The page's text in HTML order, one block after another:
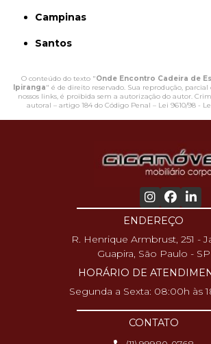
Campinas
Santos
O conteúdo do texto "Onde Encontro Cadeira de
Ipiranga" é de direito reservado. Sua reprodução,
nossos links, é proibida sem a autorização do autor.
autoral – artigo 184 do Código Penal – Lei 9610/98 -
ENDEREÇO
R. Henrique Armbrust, 251 -
Guapira, São Paulo - SP
HORÁRIO DE
Segunda a Sexta: 08:00h às
CONTATO